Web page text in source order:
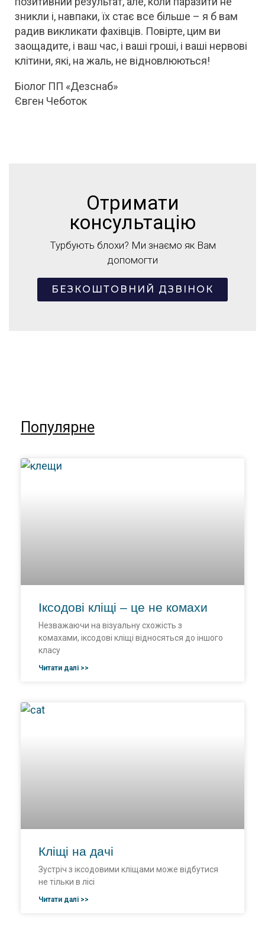
зникли і, навпаки, їх стає все більше – я б вам
радив викликати фахівців. Повірте, цим ви
заощадите, і ваш час, і ваші гроші, і ваші нервові
клітини, які, на жаль, не відновлюються!
Біолог ПП «Дезснаб»
Євген Чеботок
Отримати
консультацію
Турбують блохи? Ми знаємо як Вам
допомогти
БЕЗКОШТОВНИЙ ДЗВІНОК
Популярне
Іксодові кліщі – це не комахи
Незважаючи на візуальну схожість з
комахами, іксодові кліщі відносяться до іншого
класу
Читати далі >>
Кліщі на дачі
Зустріч з іксодовими кліщами може відбутися
не тільки в лісі
Читати далі >>